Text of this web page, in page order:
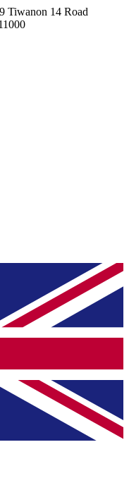
Tiwanon 14 Road